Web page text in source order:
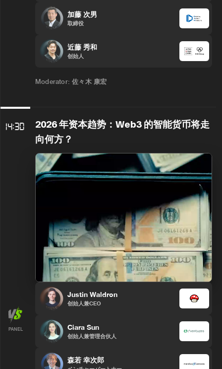
加藤 次男
取締役
近藤 秀和
创始人
Moderator:佐々木 康宏
14:30
PANEL
2026 年资本趋势：Web3 的智能货币将走
向何方？
Justin Waldron
创始人兼CEO
Ciara Sun
创始人兼管理合伙人
森若 幸次郎